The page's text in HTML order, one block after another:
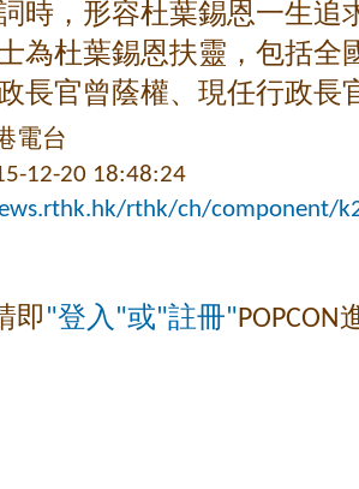
時，形容杜葉錫恩一生追
為杜葉錫恩扶靈，包括全
長官曾蔭權、現任行政長
電台
12-20 18:48:24
rthk/ch/component/
即 "登入"或"註冊"